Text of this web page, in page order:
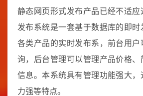
静态网页形式发布产品已经不适应
发布系统是一套基于数据库的即
各类产品的实时发布系，前台用
询，后台管理可以管理产品价格、
信息。本系统具有管理功能强大
力强等特点。